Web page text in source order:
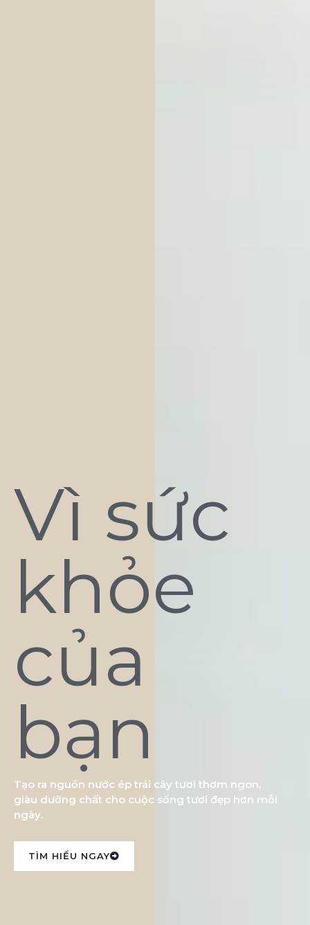
Vì sức
khỏe
của
bạn
Tạo ra nguồn nước ép trái cây tươi thơm ngon,
giàu dưỡng chất cho cuộc sống tươi đẹp hơn mỗi
ngày.
TÌM HIỂU NGAY